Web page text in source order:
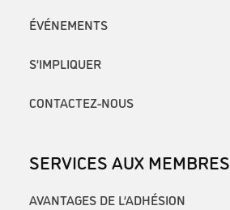
ÉVÉNEMENTS
S’IMPLIQUER
CONTACTEZ-NOUS
SERVICES AUX MEMBRES
AVANTAGES DE L’ADHÉSION